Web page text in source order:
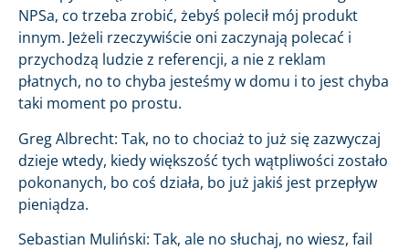
NPSa, co trzeba zrobić, żebyś polecił mój produkt
innym. Jeżeli rzeczywiście oni zaczynają polecać i
przychodzą ludzie z referencji, a nie z reklam
płatnych, no to chyba jesteśmy w domu i to jest chyba
taki moment po prostu.
Greg Albrecht: Tak, no to chociaż to już się zazwyczaj
dzieje wtedy, kiedy większość tych wątpliwości zostało
pokonanych, bo coś działa, bo już jakiś jest przepływ
pieniądza.
Sebastian Muliński: Tak, ale no słuchaj, no wiesz, fail